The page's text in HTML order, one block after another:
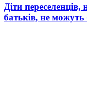
Діти переселенців,
батьків, не